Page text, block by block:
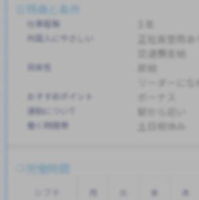
特典と条件
仕事経験
外国人にやさしい
正社員登用あり
交通費支給
将来性
昇給
おすすめポイント
通勤について 駅から近い
働く時間帯 土日祝休み
労働時間
月 水 木